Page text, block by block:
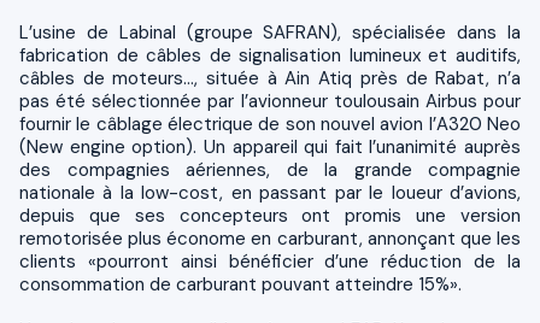
L’usine de Labinal (groupe SAFRAN), spécialisée dans la
fabrication de câbles de signalisation lumineux et auditifs,
câbles de moteurs…, située à Ain Atiq près de Rabat, n’a
pas été sélectionnée par l’avionneur toulousain Airbus pour
fournir le câblage électrique de son nouvel avion l’A320 Neo
(New engine option). Un appareil qui fait l’unanimité auprès
des compagnies aériennes, de la grande compagnie
nationale à la low-cost, en passant par le loueur d’avions,
depuis que ses concepteurs ont promis une version
remotorisée plus économe en carburant, annonçant que les
clients «pourront ainsi bénéficier d’une réduction de la
consommation de carburant pouvant atteindre 15%».